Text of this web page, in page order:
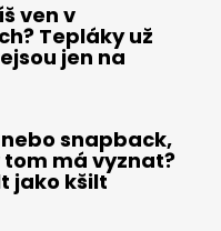
ven v
Tepláky už
jen na
snapback,
tom má vyznat?
jako kšilt